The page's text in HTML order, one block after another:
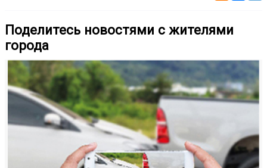
Поделитесь новостями с жителями
города